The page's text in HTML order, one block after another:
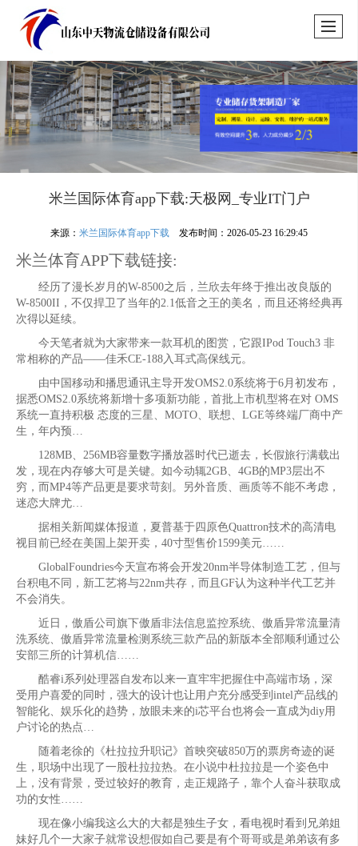
米兰国际体育app下载:天极网_专业IT门户
来源：米兰国际体育app下载 发布时间：2026-05-23 16:29:45
米兰体育APP下载链接:
经历了漫长岁月的W-8500之后，兰欣去年终于推出改良版的
W-8500II，不仅捍卫了当年的2.1低音之王的美名，而且还将经典再
次得以延续。
今天笔者就为大家带来一款耳机的图赏，它跟IPod Touch3 非
常相称的产品——佳禾CE-188入耳式高保线元。
由中国移动和播思通讯主导开发OMS2.0系统将于6月初发布，
据悉OMS2.0系统将新增十多项新功能，首批上市机型将在对 OMS
系统一直持积极 态度的三星、MOTO、联想、LGE等终端厂商中产
生，年内预…
128MB、256MB容量数字播放器时代已逝去，长假旅行满载出
发，现在内存够大可是关键。如今动辄2GB、4GB的MP3层出不
穷，而MP4等产品更是要求苛刻。另外音质、画质等不能不考虑，
迷恋大牌尤…
据相关新闻媒体报道，夏普基于四原色Quattron技术的高清电
视目前已经在美国上架开卖，40寸型售价1599美元……
GlobalFoundries今天宣布将会开发20nm半导体制造工艺，但与
台积电不同，新工艺将与22nm共存，而且GF认为这种半代工艺并
不会消失。
近日，傲盾公司旗下傲盾非法信息监控系统、傲盾异常流量清
洗系统、傲盾异常流量检测系统三款产品的新版本全部顺利通过公
安部三所的计算机信……
酷睿i系列处理器自发布以来一直牢牢把握住中高端市场，深
受用户喜爱的同时，强大的设计也让用户充分感受到intel产品线的
智能化、娱乐化的趋势，放眼未来的i芯平台也将会一直成为diy用
户讨论的热点…
随着老徐的《杜拉拉升职记》首映突破850万的票房奇迹的诞
生，职场中出现了一股杜拉拉热。在小说中杜拉拉是一个姿色中
上，没有背景，受过较好的教育，走正规路子，靠个人奋斗获取成
功的女性……
现在像小编我这么大的大都是独生子女，看电视时看到兄弟姐
妹好几个一大家子就常设想假如自己要是有个哥哥或是弟弟该有多